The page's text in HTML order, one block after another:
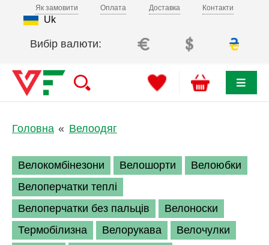
Як замовити Оплата Доставка Контакти
Uk
Вибір валюти:
Головна Велоодяг
Велокомбінезони Велошорти
Велоюбки
Велоперчатки теплі
Велоперчатки без пальців
Велоноски
Термобілизна
Велорукава
Велочулки